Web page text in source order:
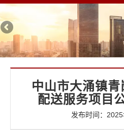
中山市大涌镇
配送服务项目
发布时间：